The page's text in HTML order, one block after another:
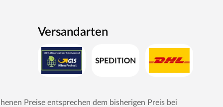
Versandarten
Preise entsprechen dem bisherigen Preis bei